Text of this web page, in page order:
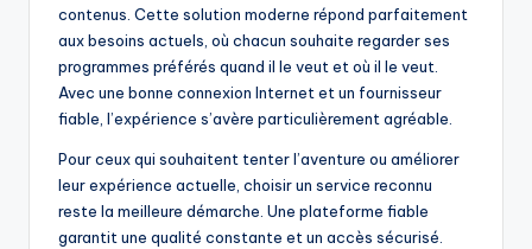
contenus. Cette solution moderne répond parfaitement
aux besoins actuels, où chacun souhaite regarder ses
programmes préférés quand il le veut et où il le veut.
Avec une bonne connexion Internet et un fournisseur
fiable, l’expérience s’avère particulièrement agréable.
Pour ceux qui souhaitent tenter l’aventure ou améliorer
leur expérience actuelle, choisir un service reconnu
reste la meilleure démarche. Une plateforme fiable
garantit une qualité constante et un accès sécurisé.